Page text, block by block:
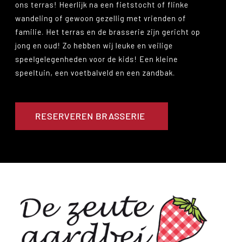
ons terras! Heerlijk na een fietstocht of flinke
wandeling of gewoon gezellig met vrienden of
familie. Het terras en de brasserie zijn gericht op
jong en oud! Zo hebben wij leuke en veilige
speelgelegenheden voor de kids! Een kleine
speeltuin, een voetbalveld en een zandbak.
RESERVEREN BRASSERIE